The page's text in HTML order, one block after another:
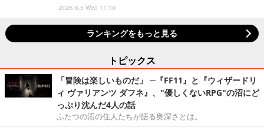
2026.8.5 Wed 11:10
ランキングをもっと見る
トピックス
「冒険は楽しいものだ」 ─『FF11』と『ウィザードリ
ィ ヴァリアンツ ダフネ』、"優しくないRPG"の沼にど
っぷり沈んだ4人の話
ふたつの沼の住人たちが語る奥深さとは。